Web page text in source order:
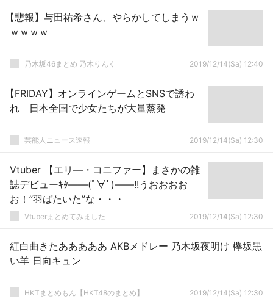
【悲報】与田祐希さん、やらかしてしまうｗ
ｗｗｗｗ
乃木坂46まとめ 乃木りんく 2019/12/14(Sa) 12:40
【FRIDAY】オンラインゲームとSNSで誘わ
れ 日本全国で少女たちが大量蒸発
芸能人ニュース速報 2019/12/14(Sa) 12:30
Vtuber 【エリ―・コニファー】まさかの雑
誌デビューｷﾀ――(ﾟ∀ﾟ)――!!うおおおお
お！”羽ばたいた”な・・・
Vtuberまとめてみました 2019/12/14(Sa) 12:30
紅白曲きたあああああ AKBメドレー 乃木坂夜明け 欅坂黒
い羊 日向キュン
HKTまとめもん【HKT48のまとめ】 2019/12/14(Sa) 12:30